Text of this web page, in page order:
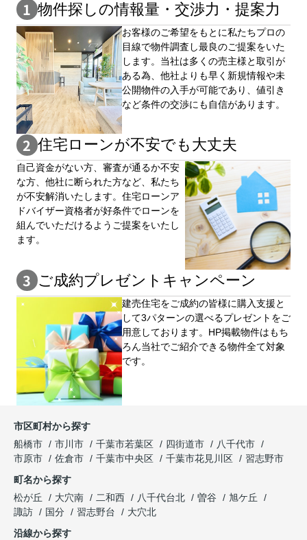
物件探しの情報量・交渉⼒・提案⼒
お客様のご希望をもとに私たちプロの
目線で物件調査し最良のご提案をいた
します。当社は多くの売主様と取引が
ある為、他社よりも早く新規情報や未
公開物件の⼊手が可能であり、値引き
など条件の交渉にも自信があります。
住宅ローンが不安でも大丈夫
自⼰資⾦がない⽅、審査が通るか不安
な⽅、他社に断られた⽅など、私たち
が不安解消いたします。住宅ローンア
ドバイザー資格者が好条件でローンを
組んでいただけるようご提案をいたし
ます。
ご成約プレゼントキャンペーン
建売住宅をご成約の皆様に購⼊⽀援と
して3パターンの選べるプレゼントをご
用意しております。HP掲載物件はもち
ろん当社でご紹介できる物件全て対象
です。
市区町村から探す
船橋市
市川市 千葉市若葉区 四街道市
八千代市
市原市
佐倉市 千葉市中央区 千葉市花見川区
習志野市
町名から探す
松が丘
大穴南 二和西 八千代台北 曽谷
旭ケ丘
諏訪
国分 習志野台
大穴北
沿線から探す